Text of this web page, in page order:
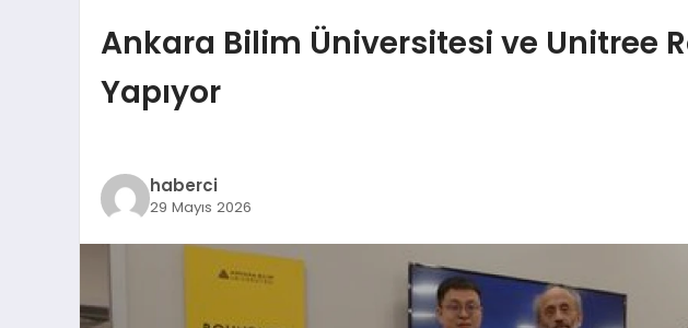
Ankara Bilim Üniversitesi ve Unitree
Yapıyor
haberci
29 Mayıs 2026